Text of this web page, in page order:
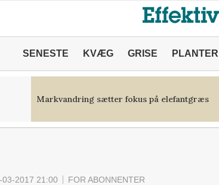
SENESTE KVÆG GRISE PLANTER
Markvandring sætter fokus på elefantgræs
03-2017 21:00 FOR ABONNENTER